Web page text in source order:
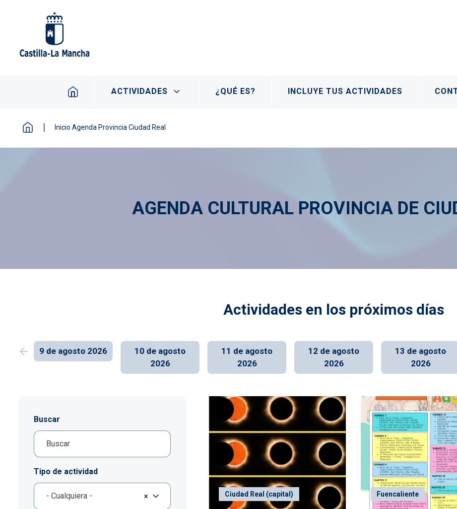
Navegación principal
ACTIVIDADES ¿QUÉ ES? INCLUYE TUS ACTIVIDADES
Inicio Agenda Provincia Ciudad Real
AGENDA CULTURAL PROVINCIA DE
Actividades en los próximos días
9 de agosto 2026
10 de agosto
2026
11 de agosto
2026
12 de agosto
2026
13 de agosto
2026
Buscar
Tipo de actividad
×
- Cualquiera - Ciudad Real (capital) Fuencaliente